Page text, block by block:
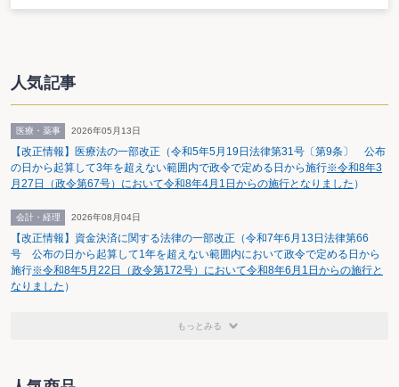
人気記事
医療・薬事 2026年05月13日
【改正情報】医療法の一部改正（令和5年5月19日法律第31号〔第9条〕 公布
の日から起算して3年を超えない範囲内で政令で定める日から施行※令和8年3
月27日（政令第67号）において令和8年4月1日からの施行となりました ）
会計・経理 2026年08月04日
【改正情報】資金決済に関する法律の一部改正（令和7年6月13日法律第66
号 公布の日から起算して1年を超えない範囲内において政令で定める日から
施行※令和8年5月22日（政令第172号）において令和8年6月1日からの施行と
なりました ）
もっとみる